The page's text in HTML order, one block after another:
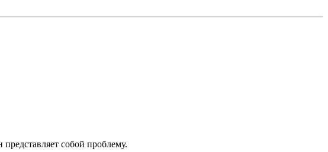
собой проблему.